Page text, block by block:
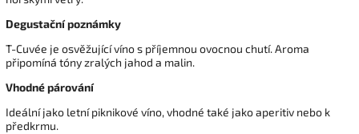
Degustační poznámky
T-Cuvée je osvěžující víno s příjemnou ovocnou chutí. Aroma
připomíná tóny zralých jahod a malin.
Vhodné párování
Ideální jako letní piknikové víno, vhodné také jako aperitiv nebo k
předkrmu.